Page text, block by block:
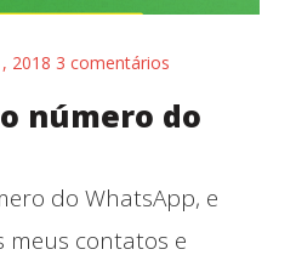
2018 3 comentários
número do
do WhatsApp, e
meus contatos e